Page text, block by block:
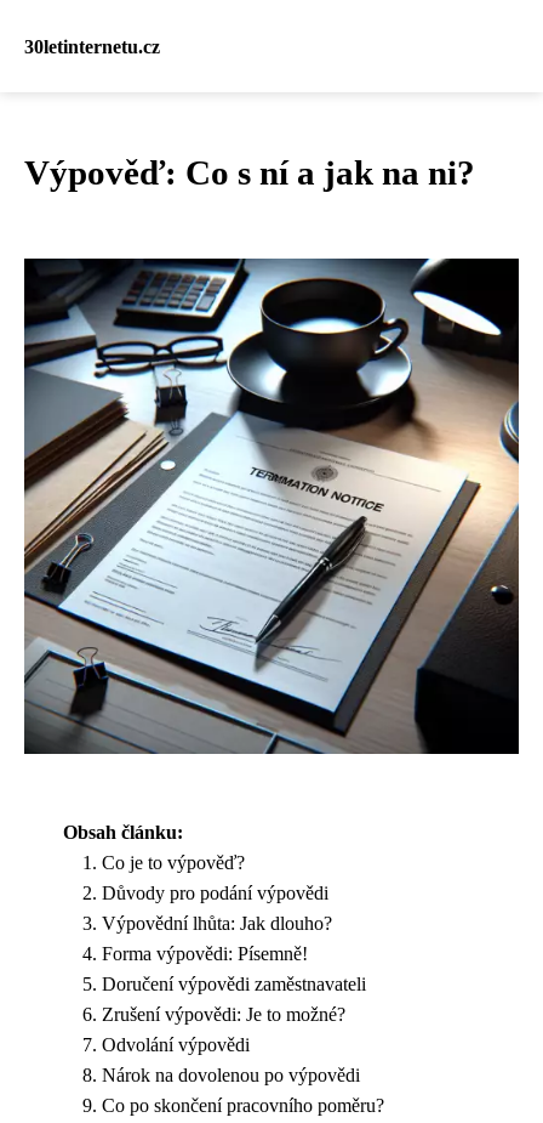
30letinternetu.cz
Výpověď: Co s ní a jak na ni?
Obsah článku:
Co je to výpověď?
Důvody pro podání výpovědi
Výpovědní lhůta: Jak dlouho?
Forma výpovědi: Písemně!
Doručení výpovědi zaměstnavateli
Zrušení výpovědi: Je to možné?
Odvolání výpovědi
Nárok na dovolenou po výpovědi
Co po skončení pracovního poměru?